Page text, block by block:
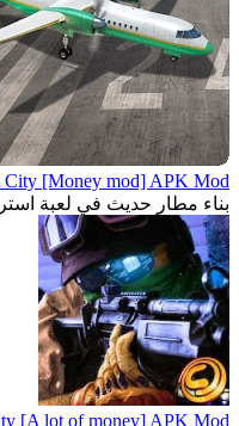
City [Money mod] APK Mod
بناء مطار حديث في لعبة
[A lot of money] APK Mod